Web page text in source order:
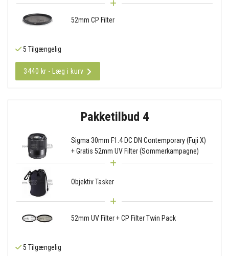
52mm CP Filter
5 Tilgængelig
3440 kr - Læg i kurv
Pakketilbud 4
Sigma 30mm F1.4 DC DN Contemporary (Fuji X)
+ Gratis 52mm UV Filter (Sommerkampagne)
Objektiv Tasker
52mm UV Filter + CP Filter Twin Pack
5 Tilgængelig